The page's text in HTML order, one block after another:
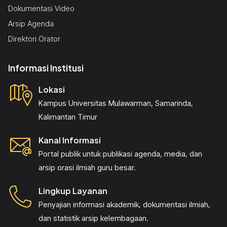
Hidrologi
Prof. Dr. Karyati, S.Hut., M.P.
Klimatologi
Fakultas Kehutanan
Prof. Dr. Drs. Bohari, M.Si.
Kimia Analitik
Fakultas Matematika dan Ilmu Pengetahuan Alam
Dokumentasi Video
Arsip Agenda
Direktori Orator
Informasi Institusi
Lokasi
Kampus Universitas Mulawarman, Samarinda,
Kalimantan Timur
Kanal Informasi
Portal publik untuk publikasi agenda, media, dan
arsip orasi ilmiah guru besar.
Lingkup Layanan
Penyajian informasi akademik, dokumentasi ilmiah,
dan statistik arsip kelembagaan.